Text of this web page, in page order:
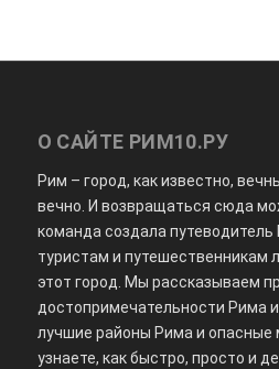
О САЙТЕ РИМ10.РУ
Рим – город, как известно,
вечно. И возвращаться сюда
команда создала
туристам и путешественникам
этот город. Мы рассказываем
достопримечательности Рима
лучшие районы Рима и опасные
узнаете, как быстро, просто и